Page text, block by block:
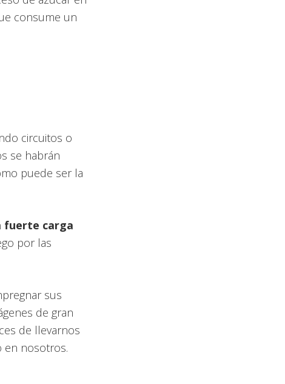
consume un
circuitos o
se habrán
puede ser la
fuerte carga
por las
sus
de gran
de llevarnos
en nosotros.